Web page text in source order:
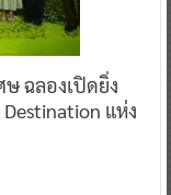
ฉลองเปิดยิ่ง
แห่ง